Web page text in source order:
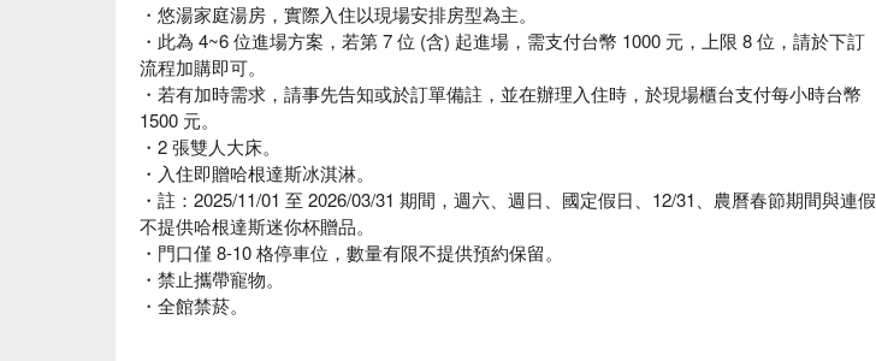
・悠湯家庭湯房，實際入住以現場安排房型為主。
・此為 4~6 位進場方案，若第 7 位 (含) 起進場，需支付台幣 1000 元，上限 8 位，請於下訂
流程加購即可。
・若有加時需求，請事先告知或於訂單備註，並在辦理入住時，於現場櫃台支付每小時台幣
1500 元。
・2 張雙人大床。
・入住即贈哈根達斯冰淇淋。
・註：2025/11/01 至 2026/03/31 期間，週六、週日、國定假日、12/31、農曆春節期間與連假
不提供哈根達斯迷你杯贈品。
・門口僅 8-10 格停車位，數量有限不提供預約保留。
・禁止攜帶寵物。
・全館禁菸。